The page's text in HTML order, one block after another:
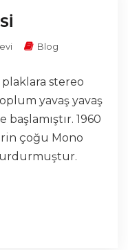
Blog
plaklara stereo
yavaş yavaş
1960
çoğu Mono